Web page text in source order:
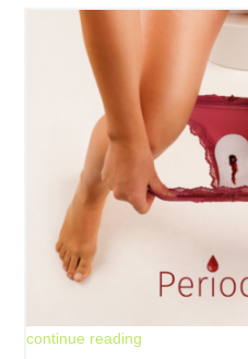
May 30, 2026
continue reading